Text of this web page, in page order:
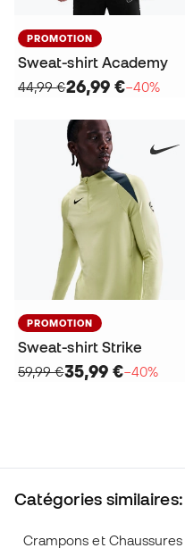
PROMOTION
Sweat-shirt Academy
44,99 €26,99 €−40%
PROMOTION
Sweat-shirt Strike
59,99 €35,99 €−40%
Catégories similaires:
Crampons et